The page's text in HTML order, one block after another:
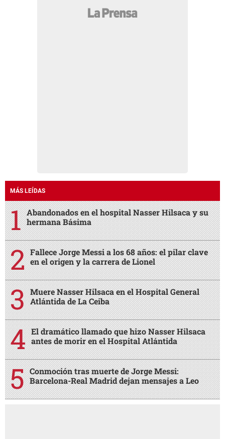
MÁS LEÍDAS
Abandonados en el hospital Nasser Hilsaca y su
hermana Básima
Fallece Jorge Messi a los 68 años: el pilar clave
en el origen y la carrera de Lionel
Muere Nasser Hilsaca en el Hospital General
Atlántida de La Ceiba
El dramático llamado que hizo Nasser Hilsaca
antes de morir en el Hospital Atlántida
Conmoción tras muerte de Jorge Messi:
Barcelona-Real Madrid dejan mensajes a Leo